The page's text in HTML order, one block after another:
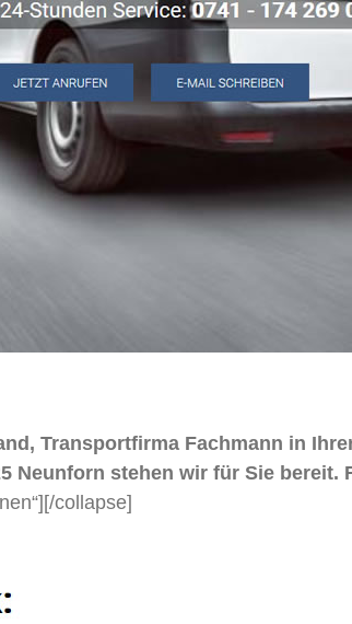
Transportfirma Fachmann in
stehen wir für Sie bereit.
[/collapse]